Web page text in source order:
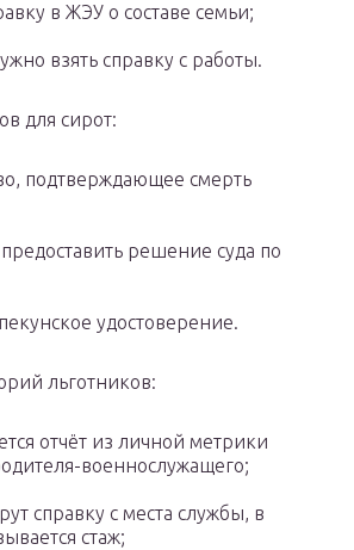
в ЖЭУ о составе семьи;
взять справку с работы.
для сирот:
подтверждающее смерть
решение суда по
удостоверение.
льготников:
отчёт из личной метрики
военнослужащего;
справку с места службы, в
стаж;